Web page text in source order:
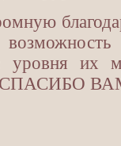
уровня их
СПАСИБО